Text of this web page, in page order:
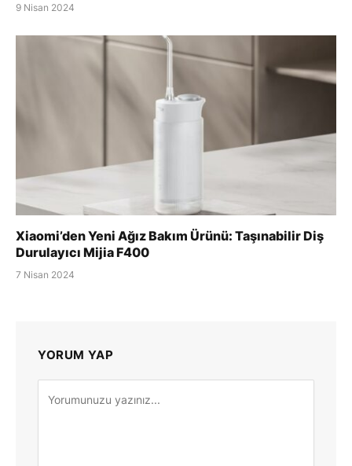
9 Nisan 2024
Xiaomi’den Yeni Ağız Bakım Ürünü: Taşınabilir Diş
Durulayıcı Mijia F400
7 Nisan 2024
YORUM YAP